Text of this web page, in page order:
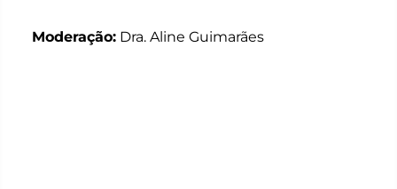
Moderação: Dra. Aline Guimarães